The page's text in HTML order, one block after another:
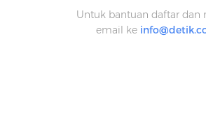
Untuk bantuan daftar dan
email ke